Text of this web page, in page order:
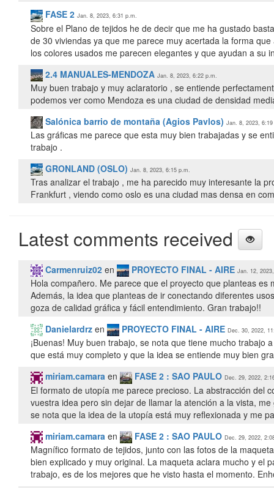
FASE 2 Jan. 8, 2023, 6:31 p.m.
Sobre el Plano de tejidos he de decir que me ha gustado
de 30 viviendas ya que me parece muy acertada la forma
los colores usados me parecen elegantes y que ayudan a su
2.4 MANUALES-MENDOZA Jan. 8, 2023, 6:22 p.m.
Muy buen trabajo y muy aclaratorio , se entiende
podemos ver como Mendoza es una ciudad de densidad
Salónica barrio de montaña (Agios Pavlos) Jan. 8, 2023,
Las gráficas me parece que esta muy bien trabajadas y se
trabajo .
GRONLAND (OSLO) Jan. 8, 2023, 6:15 p.m.
Tras analizar el trabajo , me ha parecido muy interesante la
Frankfurt , viendo como oslo es una ciudad mas densa en
Latest comments received
Carmenruiz02 en PROYECTO FINAL - AIRE Jan. 12,
Hola compañero. Me parece que el proyecto que planteas
Además, la idea que planteas de ir conectando diferentes
Danielardrz en PROYECTO FINAL - AIRE Dec. 30, 2022,
¡Buenas! Muy buen trabajo, se nota que tiene mucho
que está muy completo y que la idea se entiende muy bien
miriam.camara en FASE 2 : SAO PAULO Dec. 29, 2022,
El formato de utopía me parece precioso. La abstracción del
vuestra idea pero sin dejar de llamar la atención a la vista,
se nota que la idea de la utopía está muy reflexionada y me
miriam.camara en FASE 2 : SAO PAULO Dec. 29, 2022,
Magnífico formato de tejidos, junto con las fotos de la
bien explicado y muy original. La maqueta aclara mucho y el
trabajo, es de los mejores que he visto hasta el momento.